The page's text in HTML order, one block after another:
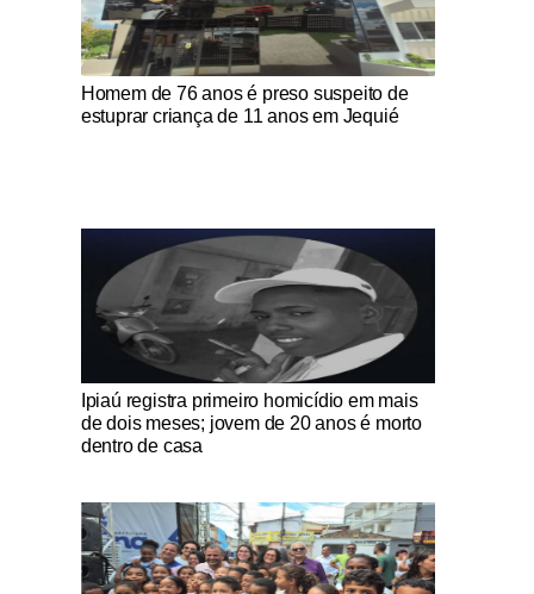
Notícias Católicas
Homem de 76 anos é preso suspeito de
estuprar criança de 11 anos em Jequié
Notícias Católicas
Ipiaú registra primeiro homicídio em mais
de dois meses; jovem de 20 anos é morto
dentro de casa